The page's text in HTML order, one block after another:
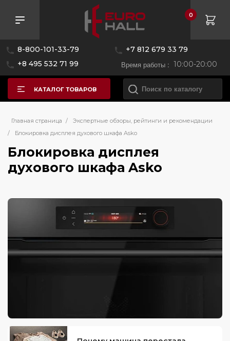
8-800-101-33-79
+7 812 679 33 79
+8 495 532 71 99
Время работы : 10:00-20:00
0
КАТАЛОГ ТОВАРОВ
Главная страница /
Экспертные обзоры, рейтинги и рекомендации
/
Блокировка дисплея духового шкафа Asko
Блокировка дисплея
духового шкафа Asko